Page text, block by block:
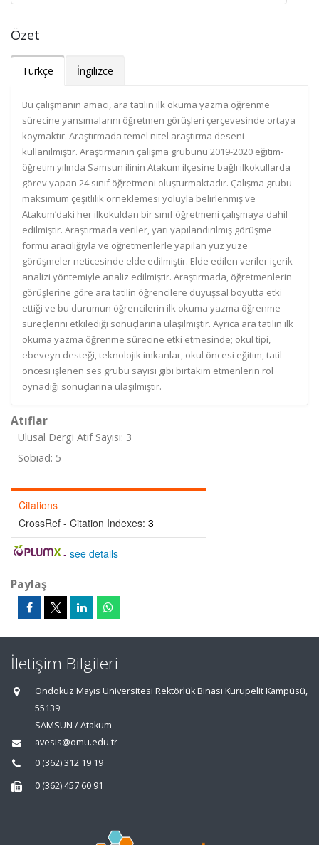
Özet
Türkçe İngilizce
Bu çalışmanın amacı, ara tatilin ilk okuma yazma öğrenme
sürecine yansımalarını öğretmen görüşleri çerçevesinde ortaya
koymaktır. Araştırmada temel nitel araştırma deseni
kullanılmıştır. Araştırmanın çalışma grubunu 2019-2020 eğitim-
öğretim yılında Samsun ilinin Atakum ilçesine bağlı ilkokullarda
görev yapan 24 sınıf öğretmeni oluşturmaktadır. Çalışma grubu
maksimum çeşitlilik örneklemesi yoluyla belirlenmiş ve
Atakum’daki her ilkokuldan bir sınıf öğretmeni çalışmaya dahil
edilmiştir. Araştırmada veriler, yarı yapılandırılmış görüşme
formu aracılığıyla ve öğretmenlerle yapılan yüz yüze
görüşmeler neticesinde elde edilmiştir. Elde edilen veriler içerik
analizi yöntemiyle analiz edilmiştir. Araştırmada, öğretmenlerin
görüşlerine göre ara tatilin öğrencilere duyuşsal boyutta etki
ettiği ve bu durumun öğrencilerin ilk okuma yazma öğrenme
süreçlerini etkilediği sonuçlarına ulaşılmıştır. Ayrıca ara tatilin ilk
okuma yazma öğrenme sürecine etki etmesinde; okul tipi,
ebeveyn desteği, teknolojik imkanlar, okul öncesi eğitim, tatil
öncesi işlenen ses grubu sayısı gibi birtakım etmenlerin rol
oynadığı sonuçlarına ulaşılmıştır.
Atıflar
Ulusal Dergi Atıf Sayısı: 3
Sobiad: 5
Citations
CrossRef - Citation Indexes: 3
- see details
Paylaş
İletişim Bilgileri
Ondokuz Mayıs Üniversitesi Rektörlük Binası Kurupelit Kampüsü,
55139
SAMSUN / Atakum
avesis@omu.edu.tr
0 (362) 312 19 19
0 (362) 457 60 91